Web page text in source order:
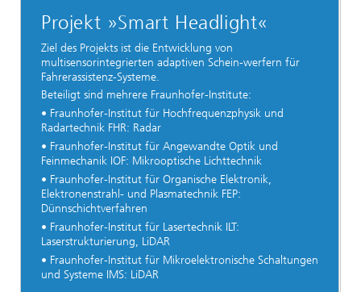
Projekt »Smart Headlight«
Ziel des Projekts ist die Entwicklung von
multisensorintegrierten adaptiven Schein-werfern für
Fahrerassistenz-Systeme.
Beteiligt sind mehrere Fraunhofer-Institute:
• Fraunhofer-Institut für Hochfrequenzphysik und
Radartechnik FHR: Radar
• Fraunhofer-Institut für Angewandte Optik und
Feinmechanik IOF: Mikrooptische Lichttechnik
• Fraunhofer-Institut für Organische Elektronik,
Elektronenstrahl- und Plasmatechnik FEP:
Dünnschichtverfahren
• Fraunhofer-Institut für Lasertechnik ILT:
Laserstrukturierung, LiDAR
• Fraunhofer-Institut für Mikroelektronische Schaltungen
und Systeme IMS: LiDAR